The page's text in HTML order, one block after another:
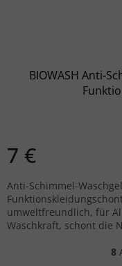
BIOWASH Anti-
7 €
Anti-Schimmel-
umweltfreundlich, für
Waschkraft, schont die
8